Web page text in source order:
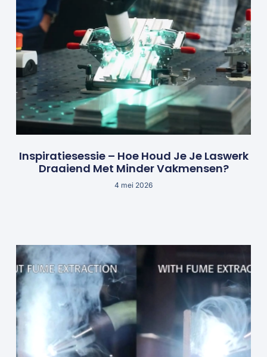
Inspiratiesessie – Hoe Houd Je Je Laswerk
Draaiend Met Minder Vakmensen?
4 mei 2026